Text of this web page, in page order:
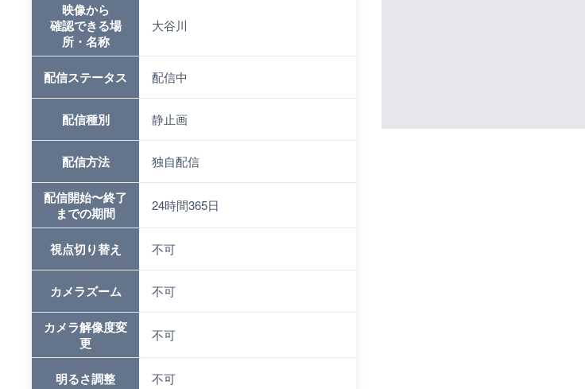
映像から
確認できる場
所・名称
大谷川
配信ステータス 配信中
配信種別 静止画
配信方法 独自配信
配信開始〜終了
までの期間
24時間365日
視点切り替え 不可
カメラズーム 不可
カメラ解像度変
更
不可
明るさ調整 不可